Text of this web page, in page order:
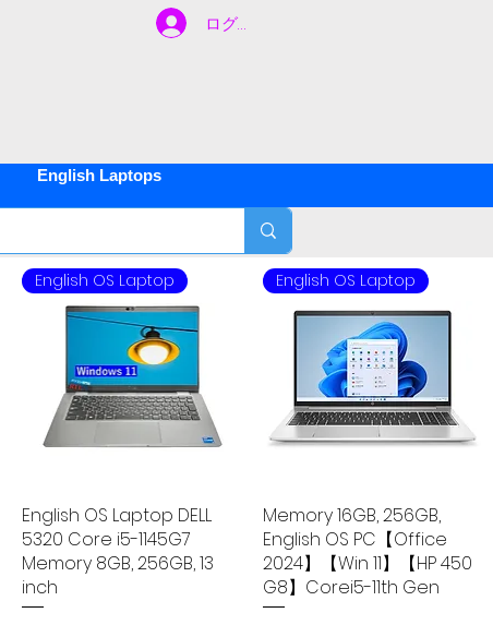
年
約 500
ログイン
TEL03
English Laptops
Quick View
English OS Laptop
English OS Laptop DELL
5320 Core i5-1145G7
Memory 8GB, 256GB, 13
inch
Quick View
English OS Laptop
Memory 16GB, 256GB,
English OS PC【Office
2024】【Win 11】【HP 450
G8】Corei5-11th Gen